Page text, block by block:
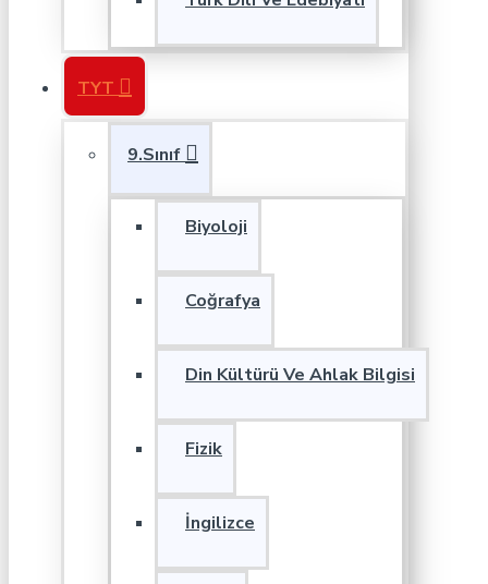
TYT
9.Sınıf
Biyoloji
Coğrafya
Din Kültürü Ve Ahlak Bilgisi
Fizik
İngilizce